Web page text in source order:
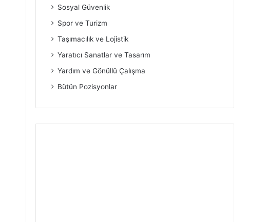
Sosyal Güvenlik
Spor ve Turizm
Taşımacılık ve Lojistik
Yaratıcı Sanatlar ve Tasarım
Yardım ve Gönüllü Çalışma
Bütün Pozisyonlar